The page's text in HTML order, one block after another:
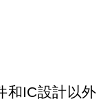
和IC設計以外